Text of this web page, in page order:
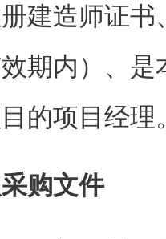
建造师证
期内）、
的项目经理
购文件